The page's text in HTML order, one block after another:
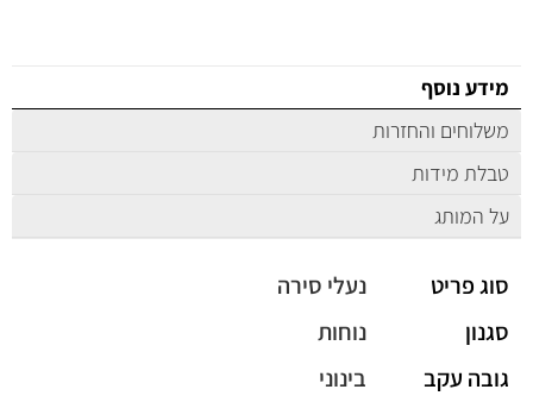
מידע נוסף
משלוחים והחזרות
טבלת מידות
על המותג
סוג פריט
נעלי סירה
סגנון
נוחות
גובה עקב
בינוני